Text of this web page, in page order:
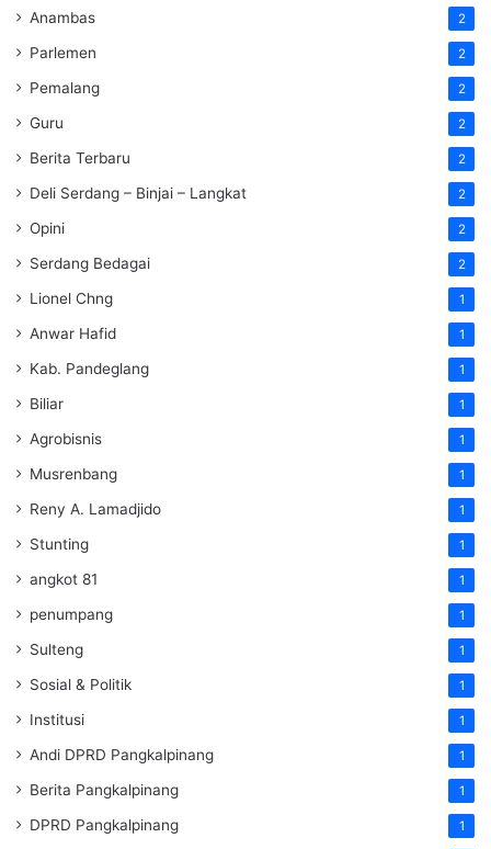
Anambas 2
Parlemen 2
Pemalang 2
Guru 2
Berita Terbaru 2
Deli Serdang – Binjai – Langkat 2
Opini 2
Serdang Bedagai 2
Lionel Chng 1
Anwar Hafid 1
Kab. Pandeglang 1
Biliar 1
Agrobisnis 1
Musrenbang 1
Reny A. Lamadjido 1
Stunting 1
angkot 81 1
penumpang 1
Sulteng 1
Sosial & Politik 1
Institusi 1
Andi DPRD Pangkalpinang 1
Berita Pangkalpinang 1
DPRD Pangkalpinang 1